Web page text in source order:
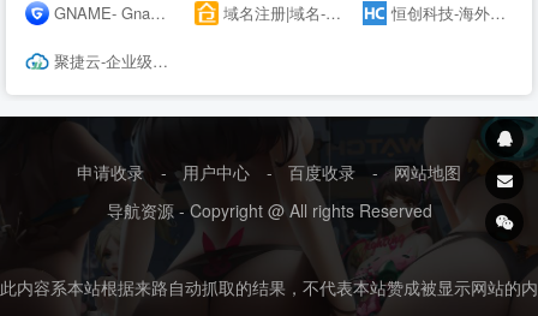
GNAME- Gname is a great domain management platform 域名注册|域名--|企业拼音域名|域名中介|域名代售|域名代购|域名中介交易-米仓网 恒创科技-海外数据中心服务商_香港服务器_海外云服务器
聚捷云-企业级云服务器、虚拟主机、服务器租用托管服务提供商
申请收录 - 用户中心 - 百度收录 -
网站地图
导航资源 - Copyright @ All rights Reserved
此内容系本站根据来路自动抓取的结果，不代表本站赞成被显示网站的内